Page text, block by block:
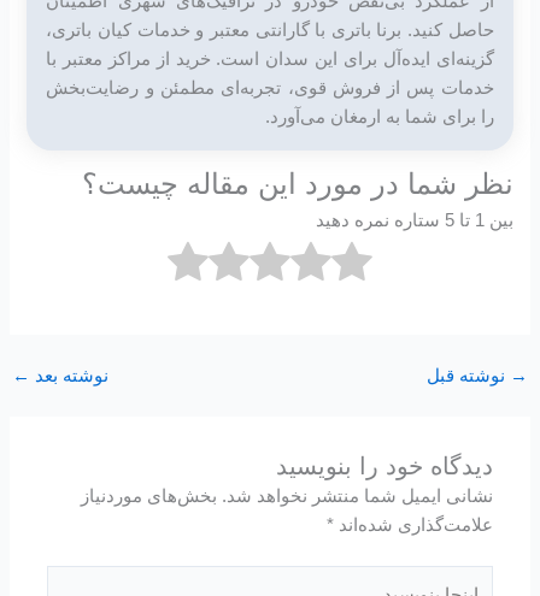
حاصل کنید. برنا باتری با گارانتی معتبر و خدمات کیان باتری،
گزینه‌ای ایده‌آل برای این سدان است. خرید از مراکز معتبر با
خدمات پس از فروش قوی، تجربه‌ای مطمئن و رضایت‌بخش
را برای شما به ارمغان می‌آورد.
نظر شما در مورد این مقاله چیست؟
بین 1 تا 5 ستاره نمره دهید
→ نوشته قبل نوشته بعد ←
دیدگاه‌ خود را بنویسید
نشانی ایمیل شما منتشر نخواهد شد. بخش‌های موردنیاز
علامت‌گذاری شده‌اند*